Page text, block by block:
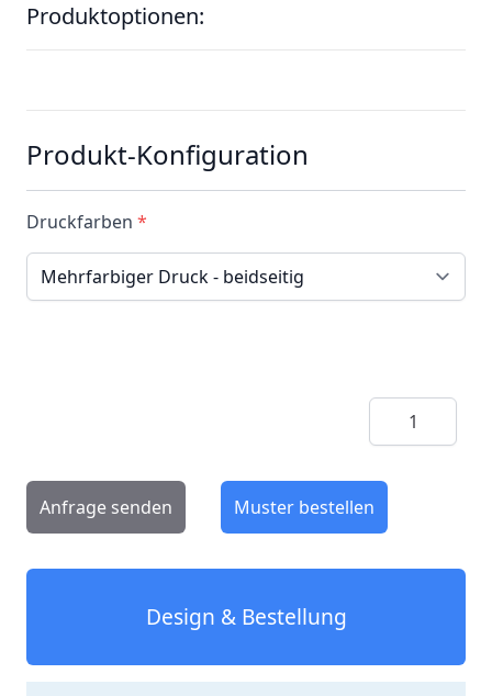
Produktoptionen:
Produkt-Konfiguration
Druckfarben *
Menge
Anfrage senden Muster bestellen
Design & Bestellung